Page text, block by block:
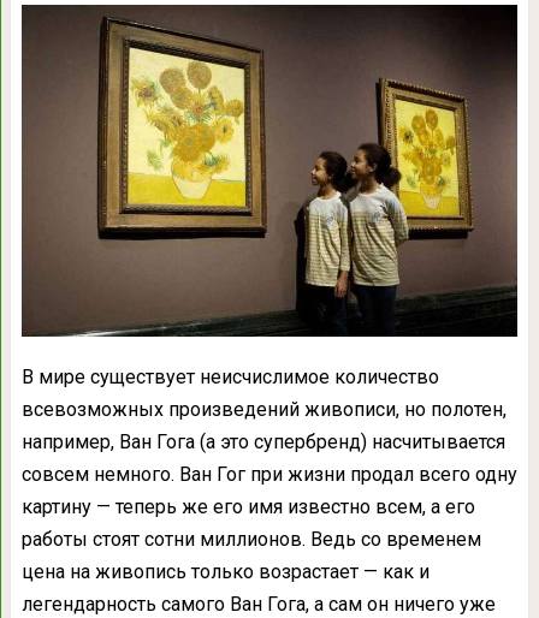
В мире существует неисчислимое количество
всевозможных произведений живописи, но полотен,
например, Ван Гога (а это супербренд) насчитывается
совсем немного. Ван Гог при жизни продал всего одну
картину — теперь же его имя известно всем, а его
работы стоят сотни миллионов. Ведь со временем
цена на живопись только возрастает — как и
легендарность самого Ван Гога, а сам он ничего уже